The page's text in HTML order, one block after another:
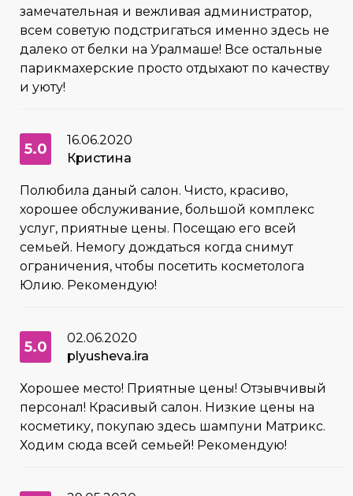
замечательная и вежливая администратор,
всем советую подстригаться именно здесь не
далеко от белки на Уралмаше! Все остальные
парикмахерские просто отдыхают по качеству
и уюту!
5.0
16.06.2020
Кристина
Полюбила даный салон. Чисто, красиво,
хорошее обслуживание, большой комплекс
услуг, приятные цены. Посещаю его всей
семьей. Немогу дождаться когда снимут
ограничения, чтобы посетить косметолога
Юлию. Рекомендую!
5.0
02.06.2020
plyusheva.ira
Хорошее место! Приятные цены! Отзывчивый
персонал! Красивый салон. Низкие цены на
косметику, покупаю здесь шампуни Матрикс.
Ходим сюда всей семьей! Рекомендую!